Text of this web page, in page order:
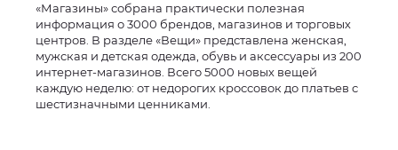
«Магазины» собрана практически полезная
информация о 3000 брендов, магазинов и торговых
центров. В разделе «Вещи» представлена женская,
мужская и детская одежда, обувь и аксессуары из 200
интернет-магазинов. Всего 5000 новых вещей
каждую неделю: от недорогих кроссовок до платьев с
шестизначными ценниками.